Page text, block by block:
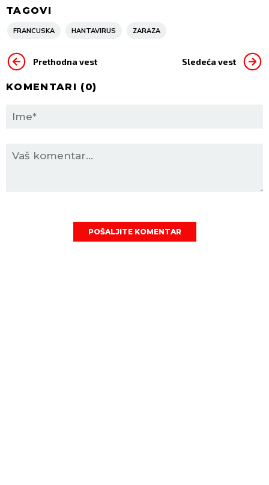
TAGOVI
FRANCUSKA HANTAVIRUS ZARAZA
Prethodna vest Sledeća vest
KOMENTARI (0)
POŠALJITE KOMENTAR